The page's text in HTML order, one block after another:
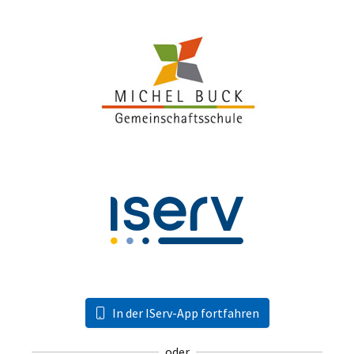
In der IServ-App fortfahren